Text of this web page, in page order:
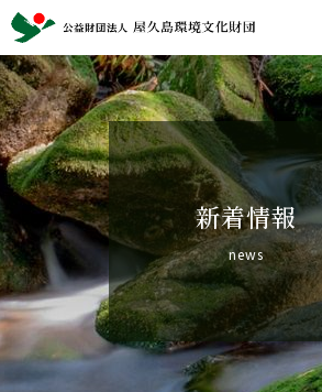
新着情報
news